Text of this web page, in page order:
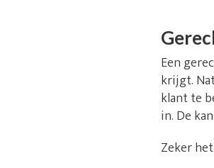
Een
krijgt.
klant te
in. De
Zeker